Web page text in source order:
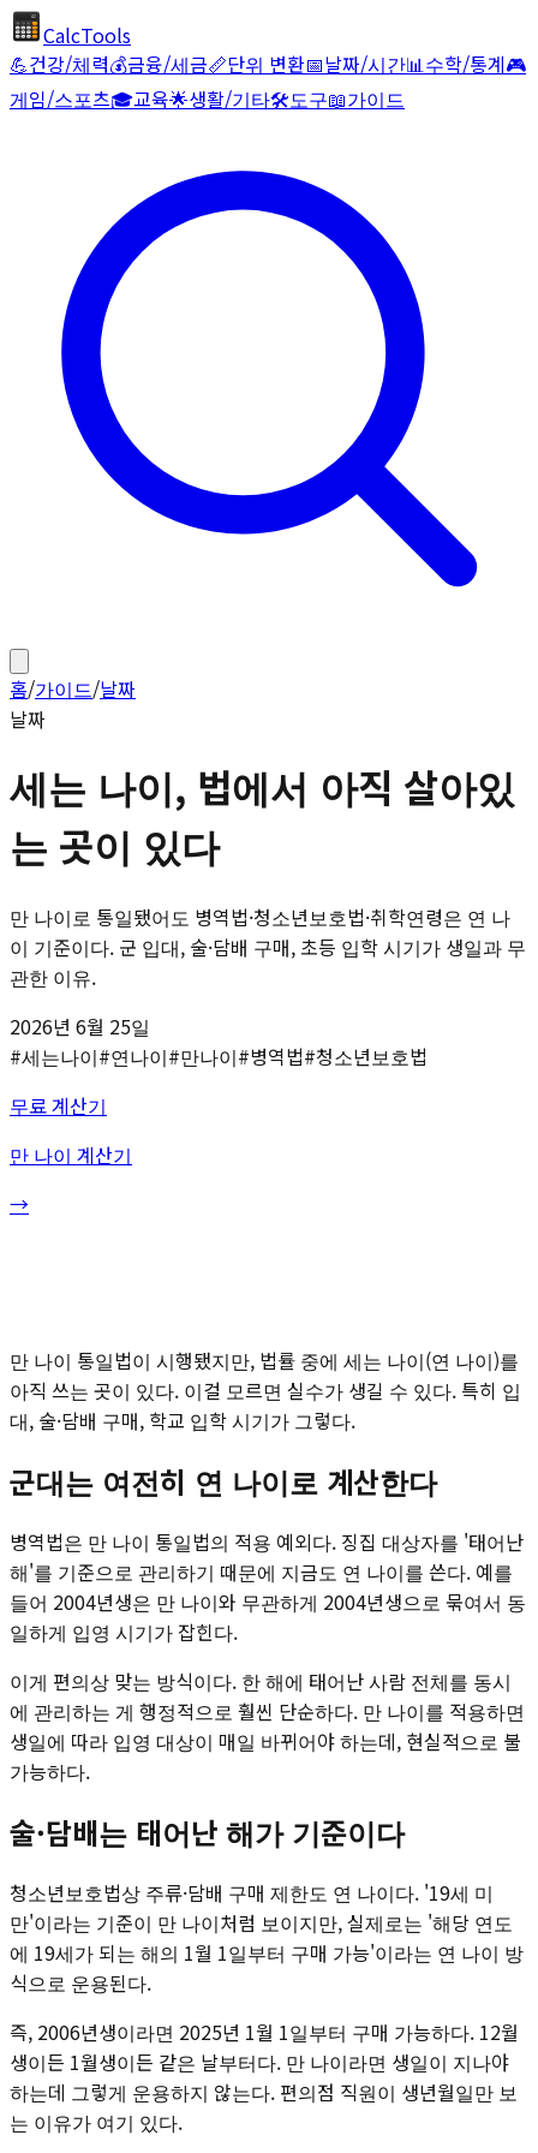
CalcTools
💪건강/체력💰금융/세금📏단위 변환📅날짜/시간📊수학/통계🎮
게임/스포츠🎓교육🌟생활/기타🛠️도구📖가이드
홈/가이드/날짜
날짜
세는 나이, 법에서 아직 살아있
는 곳이 있다
만 나이로 통일됐어도 병역법·청소년보호법·취학연령은 연 나
이 기준이다. 군 입대, 술·담배 구매, 초등 입학 시기가 생일과 무
관한 이유.
2026년 6월 25일
#세는나이#연나이#만나이#병역법#청소년보호법
무료 계산기
만 나이 계산기
→
만 나이 통일법이 시행됐지만, 법률 중에 세는 나이(연 나이)를
아직 쓰는 곳이 있다. 이걸 모르면 실수가 생길 수 있다. 특히 입
대, 술·담배 구매, 학교 입학 시기가 그렇다.
군대는 여전히 연 나이로 계산한다
병역법은 만 나이 통일법의 적용 예외다. 징집 대상자를 '태어난
해'를 기준으로 관리하기 때문에 지금도 연 나이를 쓴다. 예를
들어 2004년생은 만 나이와 무관하게 2004년생으로 묶여서 동
일하게 입영 시기가 잡힌다.
이게 편의상 맞는 방식이다. 한 해에 태어난 사람 전체를 동시
에 관리하는 게 행정적으로 훨씬 단순하다. 만 나이를 적용하면
생일에 따라 입영 대상이 매일 바뀌어야 하는데, 현실적으로 불
가능하다.
술·담배는 태어난 해가 기준이다
청소년보호법상 주류·담배 구매 제한도 연 나이다. '19세 미
만'이라는 기준이 만 나이처럼 보이지만, 실제로는 '해당 연도
에 19세가 되는 해의 1월 1일부터 구매 가능'이라는 연 나이 방
식으로 운용된다.
즉, 2006년생이라면 2025년 1월 1일부터 구매 가능하다. 12월
생이든 1월생이든 같은 날부터다. 만 나이라면 생일이 지나야
하는데 그렇게 운용하지 않는다. 편의점 직원이 생년월일만 보
는 이유가 여기 있다.